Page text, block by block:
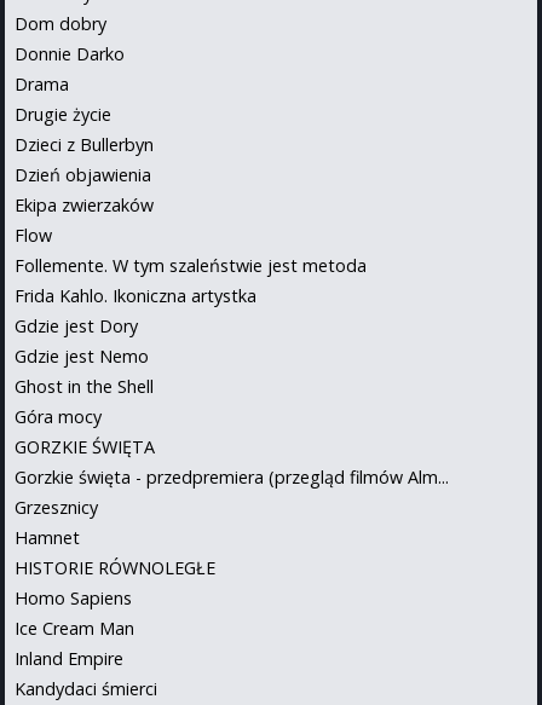
Dom dobry
Donnie Darko
Drama
Drugie życie
Dzieci z Bullerbyn
Dzień objawienia
Ekipa zwierzaków
Flow
Follemente. W tym szaleństwie jest metoda
Frida Kahlo. Ikoniczna artystka
Gdzie jest Dory
Gdzie jest Nemo
Ghost in the Shell
Góra mocy
GORZKIE ŚWIĘTA
Gorzkie święta - przedpremiera (przegląd filmów Alm...
Grzesznicy
Hamnet
HISTORIE RÓWNOLEGŁE
Homo Sapiens
Ice Cream Man
Inland Empire
Kandydaci śmierci